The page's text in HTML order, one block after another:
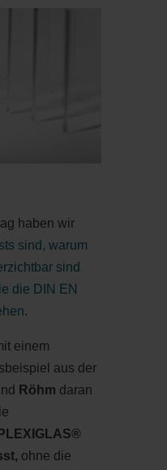
haben wir
sind, warum
sind
die DIN EN
.
einem
aus der
Röhm daran
ohne die